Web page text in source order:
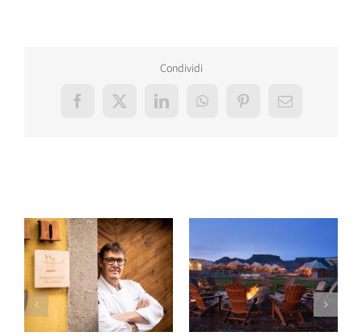
Condividi
Facebook
X LinkedInWhatsAppPinterestEmail